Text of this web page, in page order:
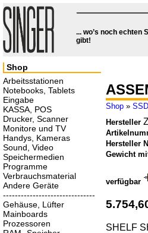
... wo’s noch echten
gibt!
Shop »
Hersteller
Hersteller
Gewicht
verfügbar
SHELF
Shop
Arbeitsstationen
Notebooks, Tablets
Eingabe
KASSA, POS
Drucker, Scanner
Monitore und TV
Handys, Kameras
Sound, Video
Speichermedien
Programme
Verbrauchsmaterial
Andere Geräte
-------------------------------
Gehäuse, Lüfter
Mainboards
Prozessoren